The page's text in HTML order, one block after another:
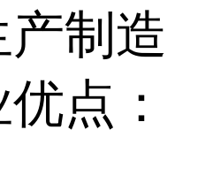
制造
点：